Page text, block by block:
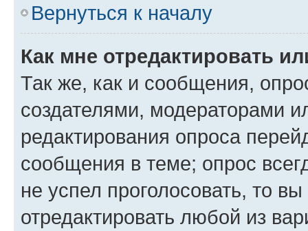
Вернуться к началу
Как мне отредактировать
Так же, как и сообщения,
создателями, модераторами
редактирования опроса
сообщения в теме; опрос
не успел проголосовать, то
отредактировать любой из